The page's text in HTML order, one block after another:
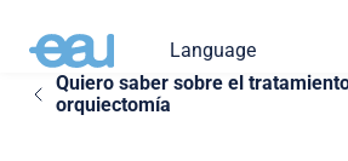
Language
Quiero saber sobre el
orquiectomía